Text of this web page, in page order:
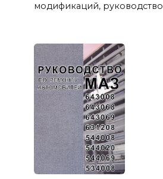
модификаций, руководство